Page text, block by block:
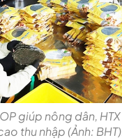
giúp nông dân,
thu nhập (Ảnh: